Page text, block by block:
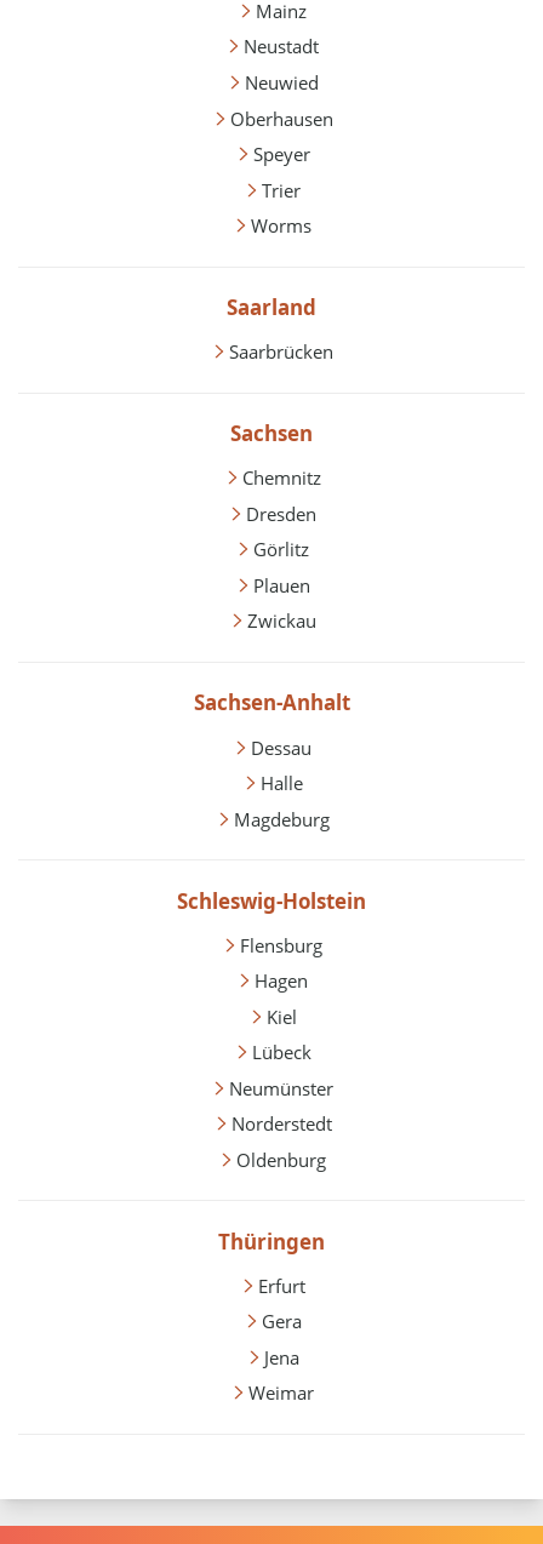
Mainz
Neustadt
Neuwied
Oberhausen
Speyer
Trier
Worms
Saarland
Saarbrücken
Sachsen
Chemnitz
Dresden
Görlitz
Plauen
Zwickau
Sachsen-Anhalt
Dessau
Halle
Magdeburg
Schleswig-Holstein
Flensburg
Hagen
Kiel
Lübeck
Neumünster
Norderstedt
Oldenburg
Thüringen
Erfurt
Gera
Jena
Weimar